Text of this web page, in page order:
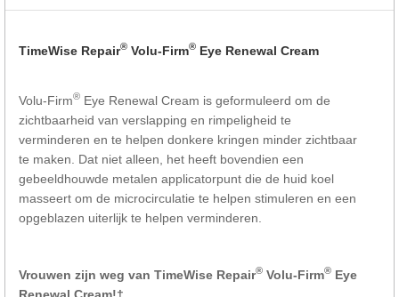
TimeWise Repair® Volu-Firm® Eye Renewal Cream
Volu-Firm® Eye Renewal Cream is geformuleerd om de
zichtbaarheid van verslapping en rimpeligheid te
verminderen en te helpen donkere kringen minder zichtbaar
te maken. Dat niet alleen, het heeft bovendien een
gebeeldhouwde metalen applicatorpunt die de huid koel
masseert om de microcirculatie te helpen stimuleren en een
opgeblazen uiterlijk te helpen verminderen.
Vrouwen zijn weg van TimeWise Repair® Volu-Firm® Eye
Renewal Cream!†